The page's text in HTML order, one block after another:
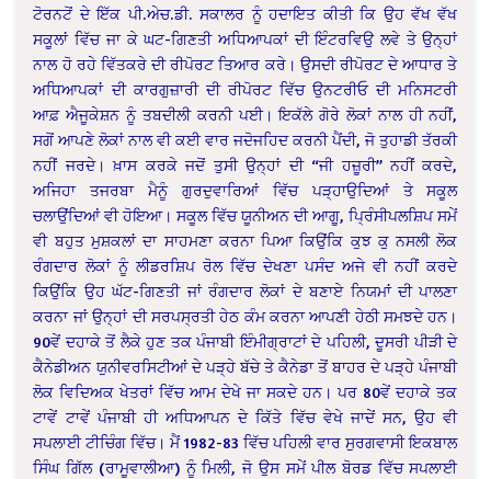
ਟੋਰਨਟੋਂ ਦੇ ਇੱਕ ਪੀ.ਅੇਚ.ਡੀ. ਸਕਾਲਰ ਨੂੰ ਹਦਾਇਤ ਕੀਤੀ ਕਿ ਉਹ ਵੱਖ ਵੱਖ
ਸਕੂਲਾਂ ਵਿੱਚ ਜਾ ਕੇ ਘਟ-ਗਿਣਤੀ ਅਧਿਆਪਕਾਂ ਦੀ ਇੰਟਰਵਿਉ ਲਵੇ ਤੇ ਉਨ੍ਹਾਂ
ਨਾਲ ਹੋ ਰਹੇ ਵਿੱਤਕਰੇ ਦੀ ਰੀਪੋਰਟ ਤਿਆਰ ਕਰੇ। ਉਸਦੀ ਰੀਪੋਰਟ ਦੇ ਆਧਾਰ ਤੇ
ਅਧਿਆਪਕਾਂ ਦੀ ਕਾਰਗੁਜ਼ਾਰੀ ਦੀ ਰੀਪੋਰਟ ਵਿੱਚ ਉਨਟਰੀਓ ਦੀ ਮਨਿਸਟਰੀ
ਆਫ਼ ਐਜੂਕੇਸ਼ਨ ਨੂੰ ਤਬਦੀਲੀ ਕਰਨੀ ਪਈ। ਇਕੱਲੇ ਗੋਰੇ ਲੋਕਾਂ ਨਾਲ ਹੀ ਨਹੀਂ,
ਸਗੋਂ ਆਪਣੇ ਲੋਕਾਂ ਨਾਲ ਵੀ ਕਈ ਵਾਰ ਜਦੋਜਹਿਦ ਕਰਨੀ ਪੈਂਦੀ, ਜੋ ਤੁਹਾਡੀ ਤੱਰਕੀ
ਨਹੀਂ ਜਰਦੇ। ਖ਼ਾਸ ਕਰਕੇ ਜਦੋਂ ਤੁਸੀ ਉਨ੍ਹਾਂ ਦੀ “ਜੀ ਹਜ਼ੂਰੀ” ਨਹੀਂ ਕਰਦੇ,
ਅਜਿਹਾ ਤਜਰਬਾ ਮੈਨੂੰ ਗੁਰਦੁਵਾਰਿਆਂ ਵਿੱਚ ਪੜ੍ਹਾਉਦਿਆਂ ਤੇ ਸਕੂਲ
ਚਲਾਉਂਦਿਆਂ ਵੀ ਹੋਇਆ। ਸਕੂਲ ਵਿੱਚ ਯੂਨੀਅਨ ਦੀ ਆਗੂ, ਪ੍ਰਿੰਸੀਪਲਸ਼ਿਪ ਸਮੇਂ
ਵੀ ਬਹੁਤ ਮੁਸ਼ਕਲਾਂ ਦਾ ਸਾਹਮਣਾ ਕਰਨਾ ਪਿਆ ਕਿਉਂਕਿ ਕੁਝ ਕੁ ਨਸਲੀ ਲੋਕ
ਰੰਗਦਾਰ ਲੋਕਾਂ ਨੂੰ ਲੀਡਰਸ਼ਿਪ ਰੋਲ ਵਿੱਚ ਦੇਖਣਾ ਪਸੰਦ ਅਜੇ ਵੀ ਨਹੀਂ ਕਰਦੇ
ਕਿਉਂਕਿ ਉਹ ਘੱਟ-ਗਿਣਤੀ ਜਾਂ ਰੰਗਦਾਰ ਲੋਕਾਂ ਦੇ ਬਣਾਏ ਨਿਯਮਾਂ ਦੀ ਪਾਲਣਾ
ਕਰਨਾ ਜਾਂ ਉਨ੍ਹਾਂ ਦੀ ਸਰਪਸ੍ਰਤੀ ਹੇਠ ਕੰਮ ਕਰਨਾ ਆਪਣੀ ਹੇਠੀ ਸਮਝਦੇ ਹਨ।
90ਵੇਂ ਦਹਾਕੇ ਤੋਂ ਲੈਕੇ ਹੁਣ ਤਕ ਪੰਜਾਬੀ ਇੰਮੀਗ੍ਰਾਟਾਂ ਦੇ ਪਹਿਲੀ, ਦੂਸਰੀ ਪੀੜੀ ਦੇ
ਕੈਨੇਡੀਅਨ ਯੁਨੀਵਰਸਿਟੀਆਂ ਦੇ ਪੜ੍ਹੇ ਬੱਚੇ ਤੇ ਕੈਨੇਡਾ ਤੋਂ ਬਾਹਰ ਦੇ ਪੜ੍ਹੇ ਪੰਜਾਬੀ
ਲੋਕ ਵਿਦਿਅਕ ਖੇਤਰਾਂ ਵਿੱਚ ਆਮ ਦੇਖੇ ਜਾ ਸਕਦੇ ਹਨ। ਪਰ 80ਵੇਂ ਦਹਾਕੇ ਤਕ
ਟਾਵੇਂ ਟਾਵੇਂ ਪੰਜਾਬੀ ਹੀ ਅਧਿਆਪਨ ਦੇ ਕਿੱਤੇ ਵਿੱਚ ਵੇਖੇ ਜਾਦੇਂ ਸਨ, ਉਹ ਵੀ
ਸਪਲਾਈ ਟੀਚਿੰਗ ਵਿੱਚ। ਮੈਂ 1982-83 ਵਿੱਚ ਪਹਿਲੀ ਵਾਰ ਸੁਰਗਵਾਸੀ ਇਕਬਾਲ
ਸਿੰਘ ਗਿੱਲ (ਰਾਮੂਵਾਲੀਆ) ਨੂੰ ਮਿਲੀ, ਜੋ ਉਸ ਸਮੇਂ ਪੀਲ ਬੋਰਡ ਵਿੱਚ ਸਪਲਾਈ